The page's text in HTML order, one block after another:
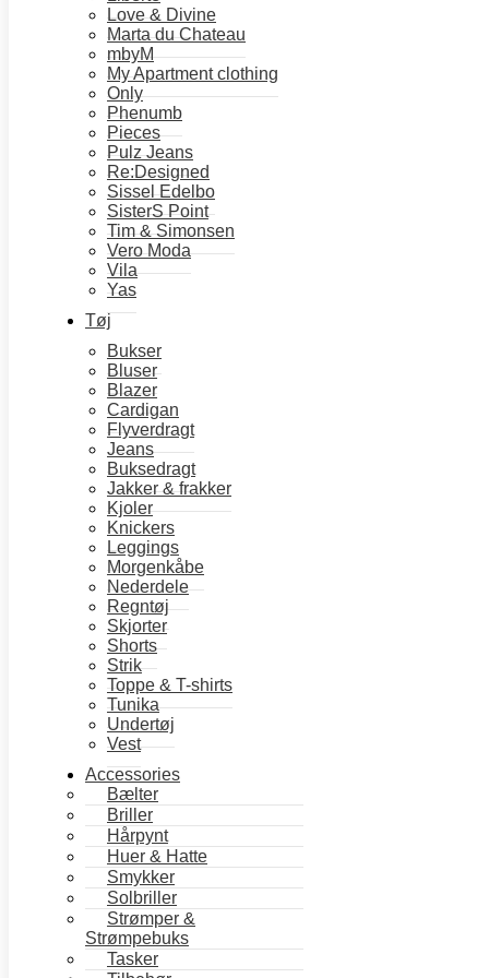
Love & Divine
Marta du Chateau
mbyM
My Apartment clothing
Only
Phenumb
Pieces
Pulz Jeans
Re:Designed
Sissel Edelbo
SisterS Point
Tim & Simonsen
Vero Moda
Vila
Yas
Tøj
Bukser
Bluser
Blazer
Cardigan
Flyverdragt
Jeans
Buksedragt
Jakker & frakker
Kjoler
Knickers
Leggings
Morgenkåbe
Nederdele
Regntøj
Skjorter
Shorts
Strik
Toppe & T-shirts
Tunika
Undertøj
Vest
Accessories
Bælter
Briller
Hårpynt
Huer & Hatte
Smykker
Solbriller
Strømper &
Strømpebuks
Tasker
45% Lenzing™Ecovero™ Viskose.
40% Genanvendt polyester.
Vaskeanvisning:
Vaskes ved 30 grader.
Dette produkt er produceret mere bæredygtigt og med ekstra
omtanke for miljøet.
Tilføj til kurv